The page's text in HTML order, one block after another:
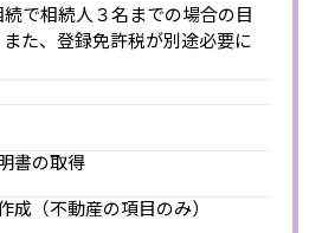
で相続人３名までの場合の目
た、登録免許税が別途必要に
書の取得
成（不動産の項目のみ）